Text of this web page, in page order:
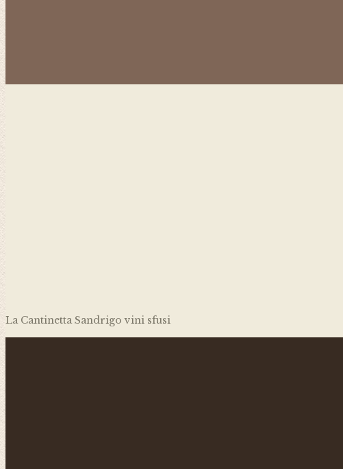
La Cantinetta Sandrigo vini sfusi